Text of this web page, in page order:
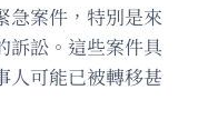
急案件，特別是來
訴訟。這些案件具
人可能已被轉移甚